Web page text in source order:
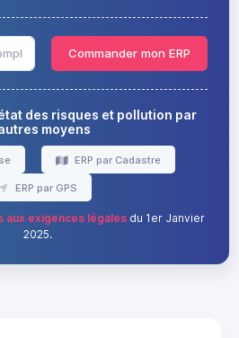
Commander mon ERP
des risques et pollution par
moyens
ERP par Cadastre
ERP par GPS
aux exigences légalesdu 1er Janvier
2025.